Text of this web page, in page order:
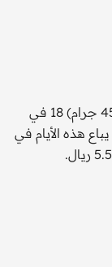
ارتفع سعر قارورة مربى الكرز العلالي وزن(450 جرام) 18 في
هذه الأيام في